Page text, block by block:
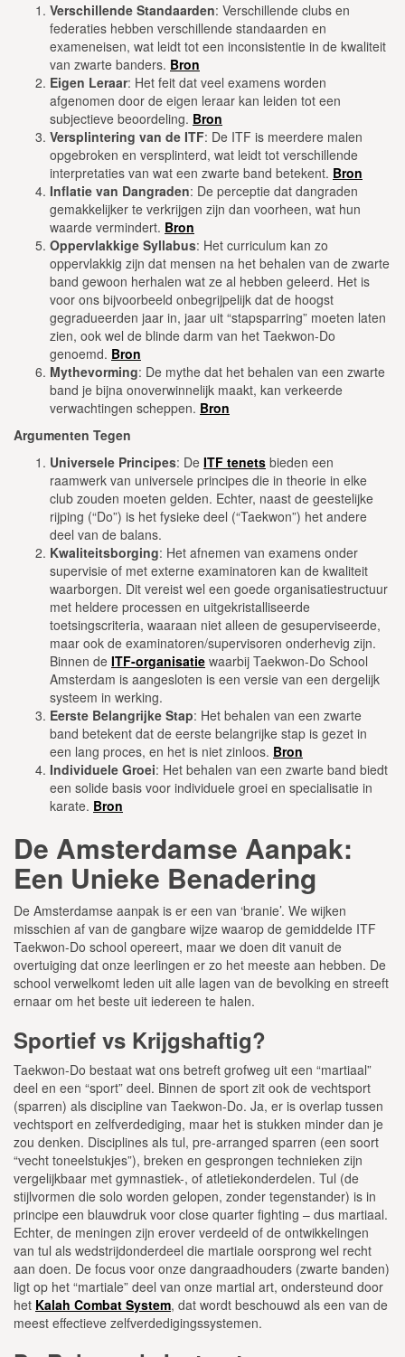
Verschillende Standaarden: Verschillende clubs en
federaties hebben verschillende standaarden en
exameneisen, wat leidt tot een inconsistentie in de kwaliteit
van zwarte banders. Bron
Eigen Leraar: Het feit dat veel examens worden
afgenomen door de eigen leraar kan leiden tot een
subjectieve beoordeling. Bron
Versplintering van de ITF: De ITF is meerdere malen
opgebroken en versplinterd, wat leidt tot verschillende
interpretaties van wat een zwarte band betekent. Bron
Inflatie van Dangraden: De perceptie dat dangraden
gemakkelijker te verkrijgen zijn dan voorheen, wat hun
waarde vermindert. Bron
Oppervlakkige Syllabus: Het curriculum kan zo
oppervlakkig zijn dat mensen na het behalen van de zwarte
band gewoon herhalen wat ze al hebben geleerd. Het is
voor ons bijvoorbeeld onbegrijpelijk dat de hoogst
gegradueerden jaar in, jaar uit “stapsparring” moeten laten
zien, ook wel de blinde darm van het Taekwon-Do
genoemd. Bron
Mythevorming: De mythe dat het behalen van een zwarte
band je bijna onoverwinnelijk maakt, kan verkeerde
verwachtingen scheppen. Bron
Argumenten Tegen
Universele Principes: De ITF tenets bieden een
raamwerk van universele principes die in theorie in elke
club zouden moeten gelden. Echter, naast de geestelijke
rijping (“Do”) is het fysieke deel (“Taekwon”) het andere
deel van de balans.
Kwaliteitsborging: Het afnemen van examens onder
supervisie of met externe examinatoren kan de kwaliteit
waarborgen. Dit vereist wel een goede organisatiestructuur
met heldere processen en uitgekristalliseerde
toetsingscriteria, waaraan niet alleen de gesuperviseerde,
maar ook de examinatoren/supervisoren onderhevig zijn.
Binnen de ITF-organisatie waarbij Taekwon-Do School
Amsterdam is aangesloten is een versie van een dergelijk
systeem in werking.
Eerste Belangrijke Stap: Het behalen van een zwarte
band betekent dat de eerste belangrijke stap is gezet in
een lang proces, en het is niet zinloos. Bron
Individuele Groei: Het behalen van een zwarte band biedt
een solide basis voor individuele groei en specialisatie in
karate. Bron
De Amsterdamse Aanpak:
Een Unieke Benadering
De Amsterdamse aanpak is er een van ‘branie’. We wijken
misschien af van de gangbare wijze waarop de gemiddelde ITF
Taekwon-Do school opereert, maar we doen dit vanuit de
overtuiging dat onze leerlingen er zo het meeste aan hebben. De
school verwelkomt leden uit alle lagen van de bevolking en streeft
ernaar om het beste uit iedereen te halen.
Sportief vs Krijgshaftig?
Taekwon-Do bestaat wat ons betreft grofweg uit een “martiaal”
deel en een “sport” deel. Binnen de sport zit ook de vechtsport
(sparren) als discipline van Taekwon-Do. Ja, er is overlap tussen
vechtsport en zelfverdediging, maar het is stukken minder dan je
zou denken. Disciplines als tul, pre-arranged sparren (een soort
“vecht toneelstukjes”), breken en gesprongen technieken zijn
vergelijkbaar met gymnastiek-, of atletiekonderdelen. Tul (de
stijlvormen die solo worden gelopen, zonder tegenstander) is in
principe een blauwdruk voor close quarter fighting – dus martiaal.
Echter, de meningen zijn erover verdeeld of de ontwikkelingen
van tul als wedstrijdonderdeel die martiale oorsprong wel recht
aan doen. De focus voor onze dangraadhouders (zwarte banden)
ligt op het “martiale” deel van onze martial art, ondersteund door
het Kalah Combat System, dat wordt beschouwd als een van de
meest effectieve zelfverdedigingssystemen.